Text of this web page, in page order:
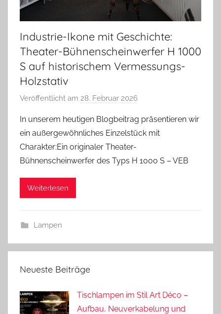
Industrie-Ikone mit Geschichte:
Theater-Bühnenscheinwerfer H 1000
S auf historischem Vermessungs-
Holzstativ
Veröffentlicht am 28. Februar 2026
n
A
d
In unserem heutigen Blogbeitrag präsentieren wir
ein außergewöhnliches Einzelstück mit
Charakter:Ein originaler Theater-
Bühnenscheinwerfer des Typs H 1000 S – VEB
Weiterlesen
Lampen
Neueste Beiträge
Tischlampen im Stil Art Déco –
Aufbau, Neuverkabelung und